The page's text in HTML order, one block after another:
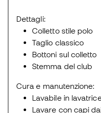
Dettagli:
Colletto stile polo
Taglio classico
Bottoni sul colletto
Stemma del club
Cura e manutenzione:
Lavabile in
Lavare con capi